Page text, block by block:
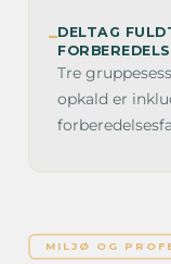
–DELTAG
Tre
opkald er
MILJØ OG